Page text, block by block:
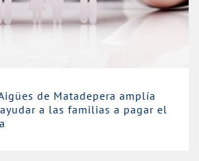
de Matadepera amplía
a las familias a pagar el